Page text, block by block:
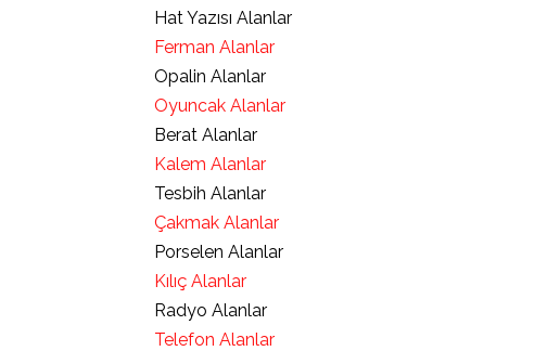
Hat Yazısı Alanlar
Ferman Alanlar
Opalin Alanlar
Oyuncak Alanlar
Berat Alanlar
Kalem Alanlar
Tesbih Alanlar
Çakmak Alanlar
Porselen Alanlar
Kılıç Alanlar
Radyo Alanlar
Telefon Alanlar